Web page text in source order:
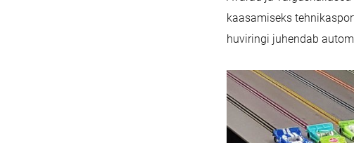
kaasamiseks
huviringi juhendab